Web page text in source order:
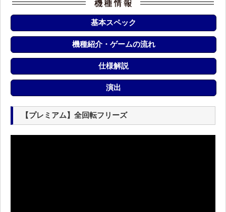
基本スペック
機種紹介・ゲームの流れ
仕様解説
演出
【プレミアム】全回転フリーズ